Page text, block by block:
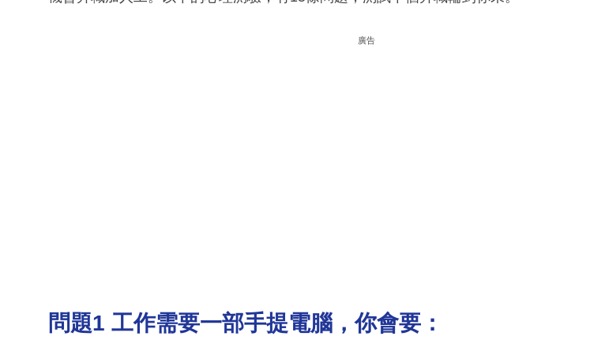
廣告
問題1 工作需要一部手提電腦，你會要：